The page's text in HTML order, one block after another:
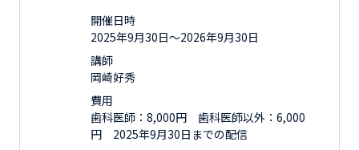
開催日時
2025年9月30日〜2026年9月30日
講師
岡崎好秀
費用
歯科医師：8,000円 歯科医師以外：6,000
円 2025年9月30日までの配信